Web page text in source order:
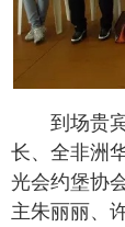
到场贵
长、全非洲
光会约堡协
主朱丽丽、